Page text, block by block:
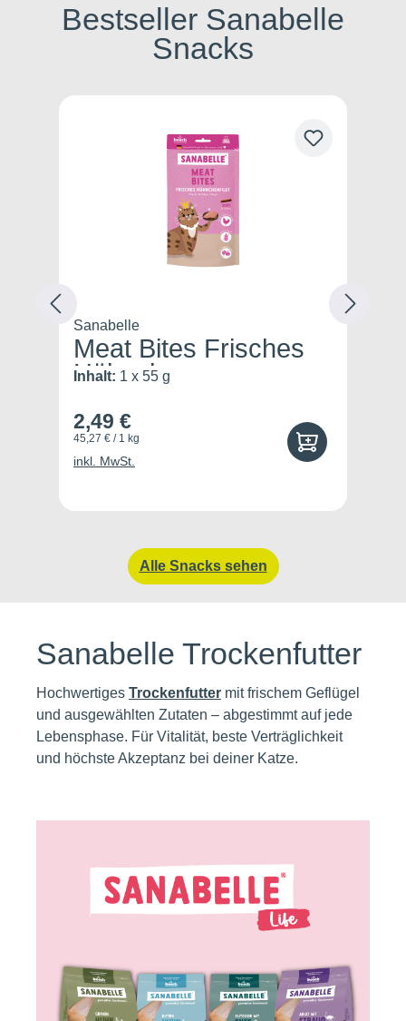
Bestseller Sanabelle
Snacks
Sanabelle
Meat Bites Frisches
Hühnche...
Inhalt: 1 x 55 g
2,49 €
45,27 € / 1 kg
inkl. MwSt.
Alle Snacks sehen
Sanabelle Trockenfutter
Hochwertiges Trockenfutter mit frischem Geflügel
und ausgewählten Zutaten – abgestimmt auf jede
Lebensphase. Für Vitalität, beste Verträglichkeit
und höchste Akzeptanz bei deiner Katze.